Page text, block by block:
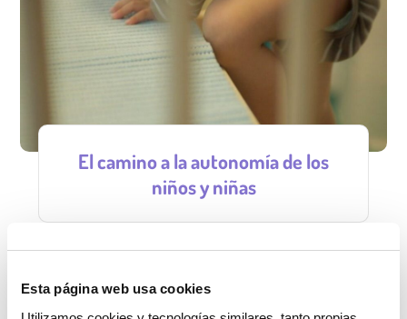
Esta página web usa cookies
El camino a la autonomía de los
niños y niñas
confiando en sus capacidades. Acompañándoles en